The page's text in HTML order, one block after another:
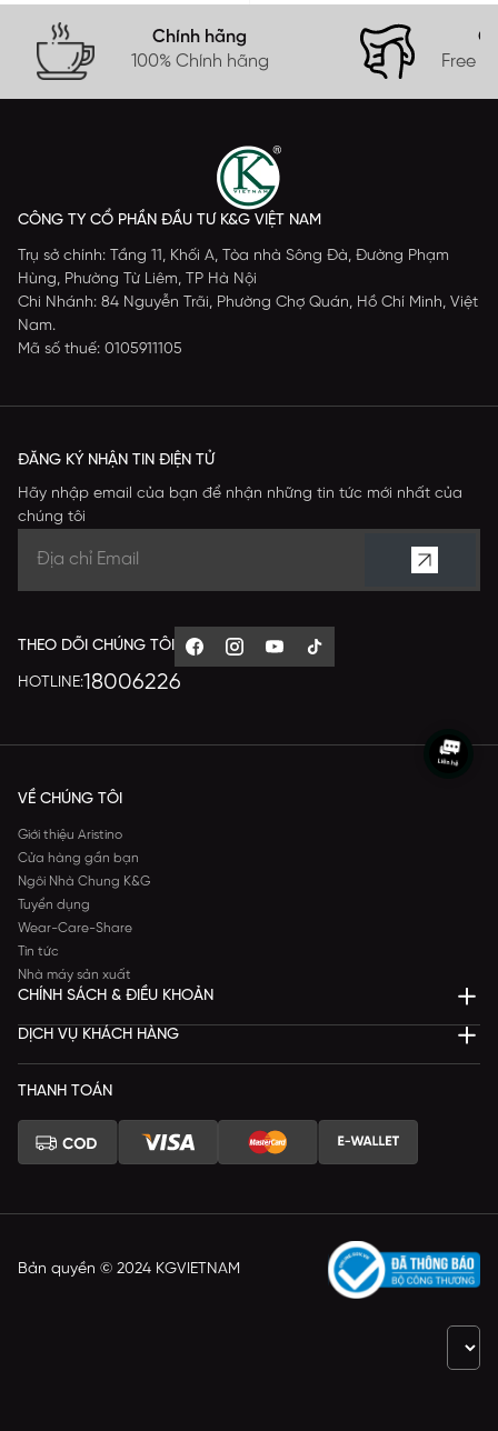
Chính hãng
100% Chính hãng
Free
CÔNG TY CỔ PHẦN ĐẦU TƯ K&G VIỆT NAM
Trụ sở chính: Tầng 11, Khối A, Tòa nhà Sông Đà, Đường Phạm
Hùng, Phường Từ Liêm, TP Hà Nội
Chi Nhánh: 84 Nguyễn Trãi, Phường Chợ Quán, Hồ Chí Minh, Việt
Nam.
Mã số thuế: 0105911105
ĐĂNG KÝ NHẬN TIN ĐIỆN TỬ
Hãy nhập email của bạn để nhận những tin tức mới nhất của
chúng tôi
THEO DÕI CHÚNG TÔI
HOTLINE:18006226
VỀ CHÚNG TÔI
Giới thiệu Aristino
Cửa hàng gần bạn
Ngôi Nhà Chung K&G
Tuyển dụng
Wear-Care-Share
Tin tức
Nhà máy sản xuất
CHÍNH SÁCH & ĐIỀU KHOẢN
DỊCH VỤ KHÁCH HÀNG
THANH TOÁN
Bản quyền © 2024 KGVIETNAM